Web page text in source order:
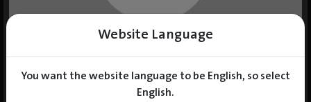
Website Language
You want the website language to be English, so select
English.